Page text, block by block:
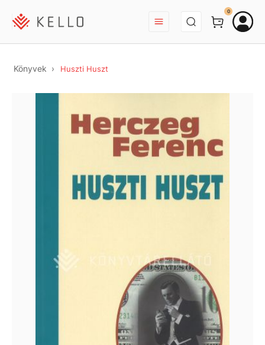
BEJELENTKEZÉS
0
Könyvek Huszti Huszt